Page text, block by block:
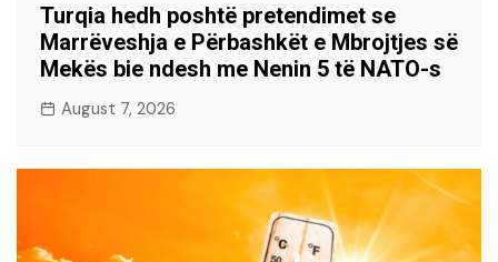
Turqia hedh poshtë pretendimet se
Marrëveshja e Përbashkët e Mbrojtjes së
Mekës bie ndesh me Nenin 5 të NATO-s
August 7, 2026